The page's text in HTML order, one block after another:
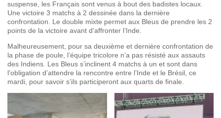
suspense, les Français sont venus à bout des badistes locaux.
Une victoire 3 matchs à 2 dessinée dans la dernière
confrontation. Le double mixte permet aux Bleus de prendre les 2
points de la victoire avant d’affronter l’Inde.
Malheureusement, pour sa deuxième et dernière confrontation de
la phase de poule, l’équipe tricolore n’a pas résisté aux assauts
des Indiens. Les Bleus s’inclinent 4 matchs à un et sont dans
l’obligation d’attendre la rencontre entre l’Inde et le Brésil, ce
mardi, pour savoir s’ils participeront aux quarts de finale.